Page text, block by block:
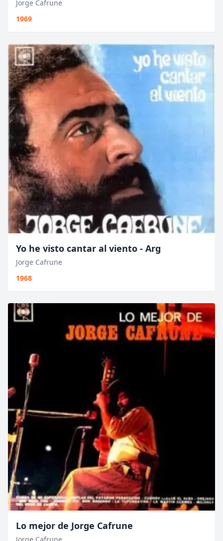
Jorge Cafrune
1969
Yo he visto cantar al viento - Arg
Jorge Cafrune
1968
Lo mejor de Jorge Cafrune